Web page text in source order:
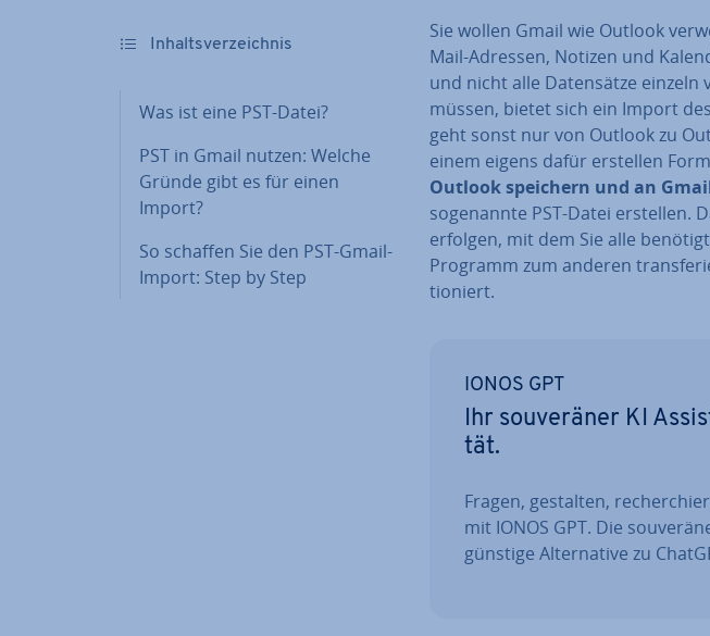
In­halts­ver­zeich­nis
Was ist eine PST-Datei?
PST in Gmail nutzen: Welche
Gründe gibt es für einen
Import?
So schaffen Sie den PST-Gmail-
Import: Step by Step
Sie wollen Gmail wie Outlook
Mail-Adressen, Notizen und
und nicht alle Da­ten­sät­ze einzeln
müssen, bietet sich ein Import
geht sonst nur von Outlook zu
einem eigens dafür erstellen
Outlook speichern und an
so­ge­nann­te PST-Datei erstellen.
erfolgen, mit dem Sie alle
Programm zum anderen
tio­niert.
IONOS GPT
Ihr sou­ve­rä­ner KI
tät.
Fragen, gestalten,
mit IONOS GPT. Die
günstige Al­ter­na­ti­ve zu